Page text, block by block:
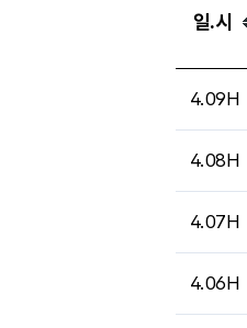
일.시
4.09H
4.08H
4.07H
4.06H